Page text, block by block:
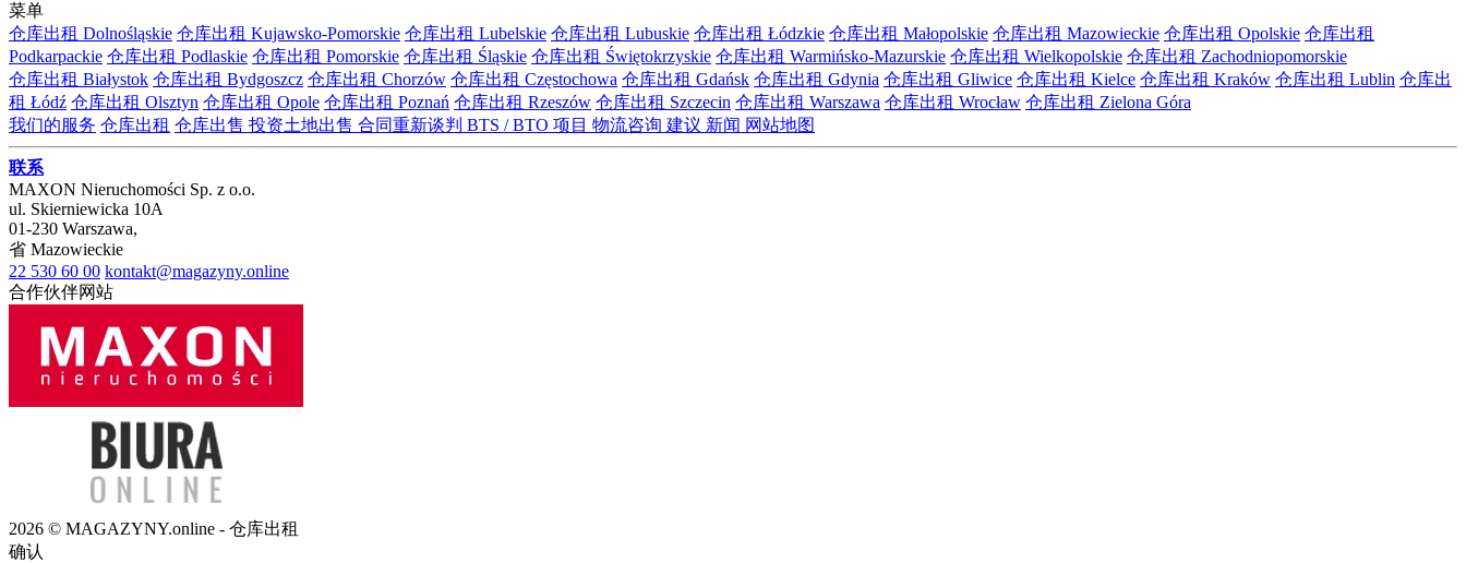
菜单
仓库出租 Dolnośląskie 仓库出租 Kujawsko-Pomorskie 仓库出租 Lubelskie 仓库出租 Lubuskie 仓库出租 Łódzkie 仓库出租 Małopolskie 仓库出租 Mazowieckie 仓库出租 Opolskie 仓库出租
Podkarpackie 仓库出租 Podlaskie 仓库出租 Pomorskie 仓库出租 Śląskie 仓库出租 Świętokrzyskie 仓库出租 Warmińsko-Mazurskie 仓库出租 Wielkopolskie 仓库出租 Zachodniopomorskie
仓库出租 Białystok 仓库出租 Bydgoszcz 仓库出租 Chorzów 仓库出租 Częstochowa 仓库出租 Gdańsk 仓库出租 Gdynia 仓库出租 Gliwice 仓库出租 Kielce 仓库出租 Kraków 仓库出租 Lublin 仓库出
租 Łódź 仓库出租 Olsztyn 仓库出租 Opole 仓库出租 Poznań 仓库出租 Rzeszów 仓库出租 Szczecin 仓库出租 Warszawa 仓库出租 Wrocław 仓库出租 Zielona Góra
我们的服务 仓库出租 仓库出售 投资土地出售 合同重新谈判 BTS / BTO 项目 物流咨询 建议 新闻 网站地图
联系
MAXON Nieruchomości Sp. z o.o.
ul. Skierniewicka 10A
01-230 Warszawa,
省 Mazowieckie
22 530 60 00 kontakt@magazyny.online
合作伙伴网站
2026 © MAGAZYNY.online - 仓库出租
确认